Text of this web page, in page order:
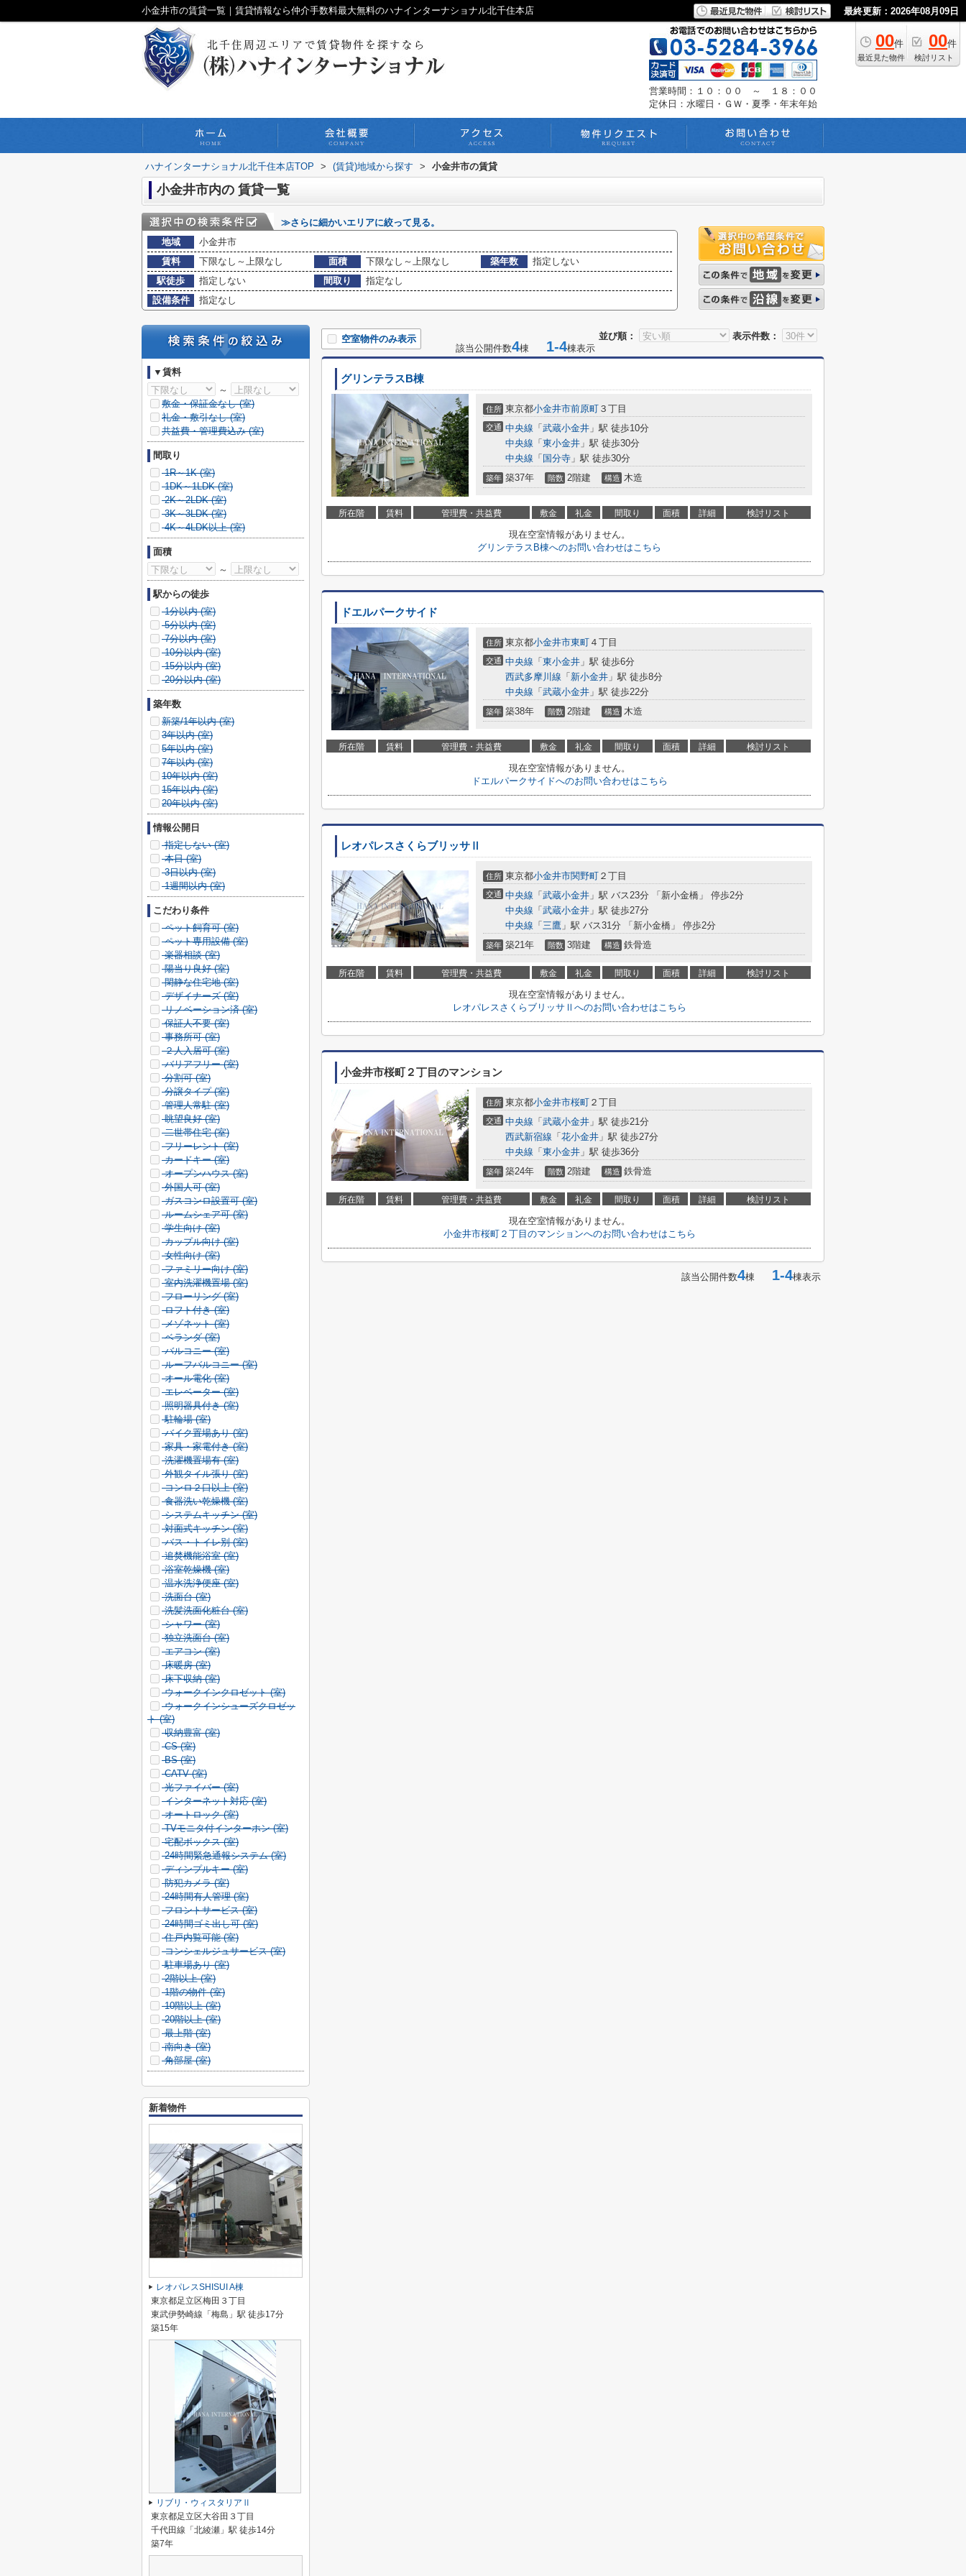
小金井市の賃貸一覧｜賃貸情報なら仲介手数料最大無料のハナインターナショナル北千住本店 最終更新：2026年08月09日
00件
最近見た物件
00件
検討リスト
営業時間：１０：００ ～ １８：００
定休日：水曜日・ＧＷ・夏季・年末年始
ハナインターナショナル北千住本店TOP > (賃貸)地域から探す > 小金井市の賃貸
小金井市内の 賃貸一覧
≫さらに細かいエリアに絞って見る。
地域
小金井市
賃料
下限なし～上限なし 面積 下限なし～上限なし 築年数
指定しない
駅徒歩
指定しない 間取り
指定なし
設備条件
指定なし
並び順： 表示件数：
空室物件のみ表示
該当公開件数4棟 1-4棟表示
グリンテラスB棟
住所 東京都小金井市前原町 ３丁目
交通 中央線 「 武蔵小金井 」駅 徒歩10分
中央線 「 東小金井 」駅 徒歩30分
中央線 「 国分寺 」駅 徒歩30分
築年 築37年 階数 2階建 構造 木造
所在階 賃料 管理費・共益費 敷金 礼金 間取り 面積 詳細 検討リスト
現在空室情報がありません。
グリンテラスB棟へのお問い合わせはこちら
ドエルパークサイド
住所 東京都小金井市東町 ４丁目
交通 中央線 「 東小金井 」駅 徒歩6分
西武多摩川線 「 新小金井 」駅 徒歩8分
中央線 「 武蔵小金井 」駅 徒歩22分
築年 築38年 階数 2階建 構造 木造
所在階 賃料 管理費・共益費 敷金 礼金 間取り 面積 詳細 検討リスト
現在空室情報がありません。
ドエルパークサイドへのお問い合わせはこちら
レオパレスさくらブリッサⅡ
住所 東京都小金井市関野町 ２丁目
交通 中央線 「 武蔵小金井 」駅 バス23分 「新小金橋」 停歩2分
中央線 「 武蔵小金井 」駅 徒歩27分
中央線 「 三鷹 」駅 バス31分 「新小金橋」 停歩2分
築年 築21年 階数 3階建 構造 鉄骨造
所在階 賃料 管理費・共益費 敷金 礼金 間取り 面積 詳細 検討リスト
現在空室情報がありません。
レオパレスさくらブリッサⅡへのお問い合わせはこちら
小金井市桜町２丁目のマンション
住所 東京都小金井市桜町 ２丁目
交通 中央線 「 武蔵小金井 」駅 徒歩21分
西武新宿線 「 花小金井 」駅 徒歩27分
中央線 「 東小金井 」駅 徒歩36分
築年 築24年 階数 2階建 構造 鉄骨造
所在階 賃料 管理費・共益費 敷金 礼金 間取り 面積 詳細 検討リスト
現在空室情報がありません。
小金井市桜町２丁目のマンションへのお問い合わせはこちら
該当公開件数4棟 1-4棟表示
▼賃料
～
敷金・保証金なし (室)
礼金・敷引なし (室)
共益費・管理費込み (室)
間取り
1R～1K (室)
1DK～1LDK (室)
2K～2LDK (室)
3K～3LDK (室)
4K～4LDK以上 (室)
面積
～
駅からの徒歩
1分以内 (室)
5分以内 (室)
7分以内 (室)
10分以内 (室)
15分以内 (室)
20分以内 (室)
築年数
新築/1年以内 (室)
3年以内 (室)
5年以内 (室)
7年以内 (室)
10年以内 (室)
15年以内 (室)
20年以内 (室)
情報公開日
指定しない (室)
本日 (室)
3日以内 (室)
1週間以内 (室)
こだわり条件
ペット飼育可 (室)
ペット専用設備 (室)
楽器相談 (室)
陽当り良好 (室)
閑静な住宅地 (室)
デザイナーズ (室)
リノベーション済 (室)
保証人不要 (室)
事務所可 (室)
２人入居可 (室)
バリアフリー (室)
分割可 (室)
分譲タイプ (室)
管理人常駐 (室)
眺望良好 (室)
二世帯住宅 (室)
フリーレント (室)
カードキー (室)
オープンハウス (室)
外国人可 (室)
ガスコンロ設置可 (室)
ルームシェア可 (室)
学生向け (室)
カップル向け (室)
女性向け (室)
ファミリー向け (室)
室内洗濯機置場 (室)
フローリング (室)
ロフト付き (室)
メゾネット (室)
ベランダ (室)
バルコニー (室)
ルーフバルコニー (室)
オール電化 (室)
エレベーター (室)
照明器具付き (室)
駐輪場 (室)
バイク置場あり (室)
家具・家電付き (室)
洗濯機置場有 (室)
外観タイル張り (室)
コンロ２口以上 (室)
食器洗い乾燥機 (室)
システムキッチン (室)
対面式キッチン (室)
バス・トイレ別 (室)
追焚機能浴室 (室)
浴室乾燥機 (室)
温水洗浄便座 (室)
洗面台 (室)
洗髪洗面化粧台 (室)
シャワー (室)
独立洗面台 (室)
エアコン (室)
床暖房 (室)
床下収納 (室)
ウォークインクロゼット (室)
ウォークインシューズクロゼッ
ト (室)
収納豊富 (室)
CS (室)
BS (室)
CATV (室)
光ファイバー (室)
インターネット対応 (室)
オートロック (室)
TVモニタ付インターホン (室)
宅配ボックス (室)
24時間緊急通報システム (室)
ディンプルキー (室)
防犯カメラ (室)
24時間有人管理 (室)
フロントサービス (室)
24時間ゴミ出し可 (室)
住戸内覧可能 (室)
コンシェルジュサービス (室)
駐車場あり (室)
2階以上 (室)
1階の物件 (室)
10階以上 (室)
20階以上 (室)
最上階 (室)
南向き (室)
角部屋 (室)
新着物件
レオパレスSHISUI A棟
東京都足立区梅田３丁目
東武伊勢崎線「梅島」駅 徒歩17分
築15年
リブリ・ウィスタリアⅡ
東京都足立区大谷田３丁目
千代田線「北綾瀬」駅 徒歩14分
築7年